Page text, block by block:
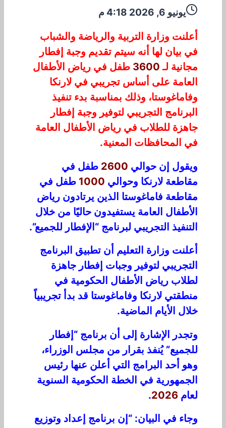
يونيو 6, 2026 4:18 م
أعلنت وزارة التربية والرياضة والشباب
في بيان لها أنه سيتم تقديم وجبة إفطار
مجانية لـ 3600 طفل في رياض الأطفال
العامة على أساس تجريبي في لارنكا
وفاماغوستا، وذلك بمناسبة بدء تنفيذ
البرنامج التجريبي لتوفير وجبة إفطار
جاهزة للطلاب في رياض الأطفال العامة
في المحافظات المعنية.
ويقول إن حوالي 2600 طفل في
مقاطعة لارنكا وحوالي 1000 طفل في
مقاطعة فاماغوستا الذين يرتادون رياض
الأطفال العامة يستفيدون حاليًا من خلال
التنفيذ التجريبي لبرنامج “الإفطار للجميع”.
أعلنت وزارة التعليم أن تطبيق البرنامج
التجريبي لتوفير وجبات إفطار جاهزة
لطلاب رياض الأطفال الحكومية في
منطقتي لارنكا وفاماغوستا قد بدأ تجريبياً
خلال الأيام الماضية.
وتجدر الإشارة إلى أن برنامج “إفطار
للجميع” يُنفذ بقرار من مجلس الوزراء،
وهو أحد البرامج التي أعلن عنها رئيس
الجمهورية في الخطة الحكومية السنوية
لعام 2026
.
وجاء في البيان: “إن برنامج إعداد وتوزيع